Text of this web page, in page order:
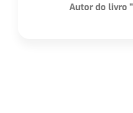
o Detetive"